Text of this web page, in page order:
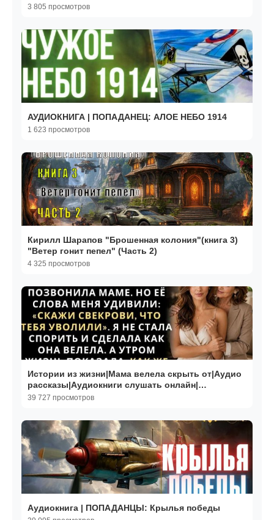
3 805 просмотров
АУДИОКНИГА | ПОПАДАНЕЦ: АЛОЕ НЕБО 1914
1 623 просмотров
Кирилл Шарапов "Брошенная колония"(книга 3)
"Ветер гонит пепел" (Часть 2)
4 325 просмотров
Истории из жизни|Мама велела скрыть от|Аудио
рассказы|Аудиокниги слушать онлайн|
Жизненные истории
39 727 просмотров
Аудиокнига | ПОПАДАНЦЫ: Крылья победы